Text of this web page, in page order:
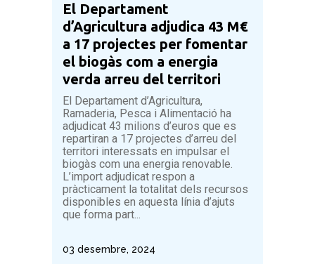
Residus
El Departament
d’Agricultura adjudica 43 M€
a 17 projectes per fomentar
el biogàs com a energia
verda arreu del territori
El Departament d’Agricultura,
Ramaderia, Pesca i Alimentació ha
adjudicat 43 milions d’euros que es
repartiran a 17 projectes d’arreu del
territori interessats en impulsar el
biogàs com una energia renovable.
L’import adjudicat respon a
pràcticament la totalitat dels recursos
disponibles en aquesta línia d’ajuts
que forma part...
03 desembre, 2024